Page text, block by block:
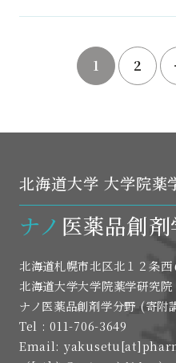
1 2
北海道大学 大学院薬
ナノ 医薬品創
北海道札幌市北区北１２条西
北海道大学大学院薬学研究院
ナノ医薬品創剤学分野 (寄附
Tel : 011-706-3649
Email: